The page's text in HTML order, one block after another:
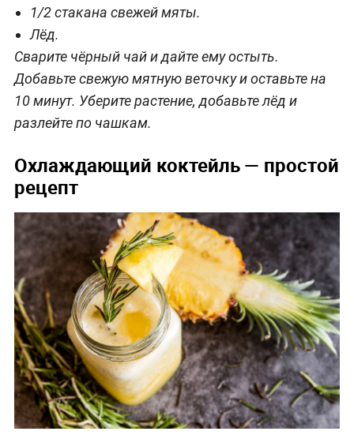
1/2 стакана свежей мяты.
Лёд.
Сварите чёрный чай и дайте ему остыть.
Добавьте свежую мятную веточку и оставьте на
10 минут. Уберите растение, добавьте лёд и
разлейте по чашкам.
Охлаждающий коктейль — простой
рецепт